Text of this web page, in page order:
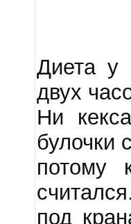
Диета у
двух
Ни
булочки
потому
под